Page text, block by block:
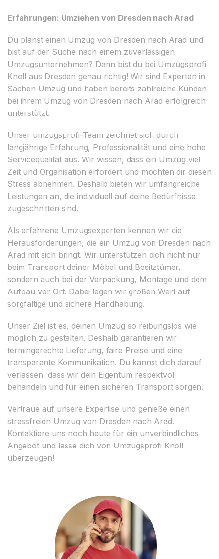
Erfahrungen: Umziehen von Dresden nach Arad
Du planst einen Umzug von Dresden nach Arad und
bist auf der Suche nach einem zuverlässigen
Umzugsunternehmen? Dann bist du bei Umzugsprofi
Knoll aus Dresden genau richtig! Wir sind Experten in
Sachen Umzug und haben bereits zahlreiche Kunden
bei ihrem Umzug von Dresden nach Arad erfolgreich
unterstützt.
Unser umzugsprofi-Team zeichnet sich durch
langjährige Erfahrung, Professionalität und eine hohe
Servicequalität aus. Wir wissen, dass ein Umzug viel
Zeit und Organisation erfordert und möchten dir diesen
Stress abnehmen. Deshalb bieten wir umfangreiche
Leistungen an, die individuell auf deine Bedürfnisse
zugeschnitten sind.
Als erfahrene Umzugsexperten kennen wir die
Herausforderungen, die ein Umzug von Dresden nach
Arad mit sich bringt. Wir unterstützen dich nicht nur
beim Transport deiner Möbel und Besitztümer,
sondern auch bei der Verpackung, Montage und dem
Aufbau vor Ort. Dabei legen wir großen Wert auf
sorgfältige und sichere Handhabung.
Unser Ziel ist es, deinen Umzug so reibungslos wie
möglich zu gestalten. Deshalb garantieren wir
termingerechte Lieferung, faire Preise und eine
transparente Kommunikation. Du kannst dich darauf
verlassen, dass wir dein Eigentum respektvoll
behandeln und für einen sicheren Transport sorgen.
Vertraue auf unsere Expertise und genieße einen
stressfreien Umzug von Dresden nach Arad.
Kontaktiere uns noch heute für ein unverbindliches
Angebot und lasse dich von Umzugsprofi Knoll
überzeugen!